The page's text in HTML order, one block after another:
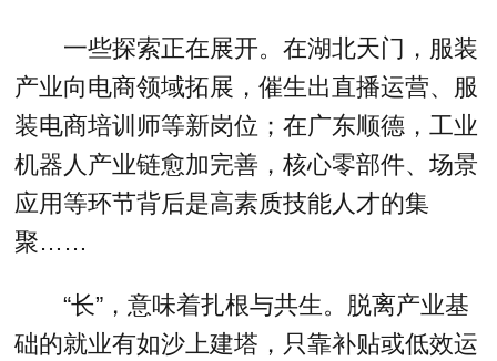
一些探索正在展开。在湖北天门，服装
产业向电商领域拓展，催生出直播运营、服
装电商培训师等新岗位；在广东顺德，工业
机器人产业链愈加完善，核心零部件、场景
应用等环节背后是高素质技能人才的集
聚……
“长”，意味着扎根与共生。脱离产业基
础的就业有如沙上建塔，只靠补贴或低效运